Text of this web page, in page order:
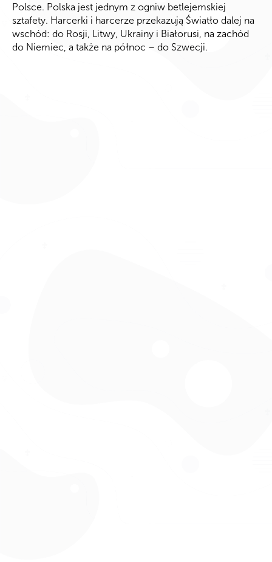
Polsce. Polska jest jednym z ogniw betlejemskiej
sztafety. Harcerki i harcerze przekazują Światło dalej na
wschód: do Rosji, Litwy, Ukrainy i Białorusi, na zachód
do Niemiec, a także na północ – do Szwecji.